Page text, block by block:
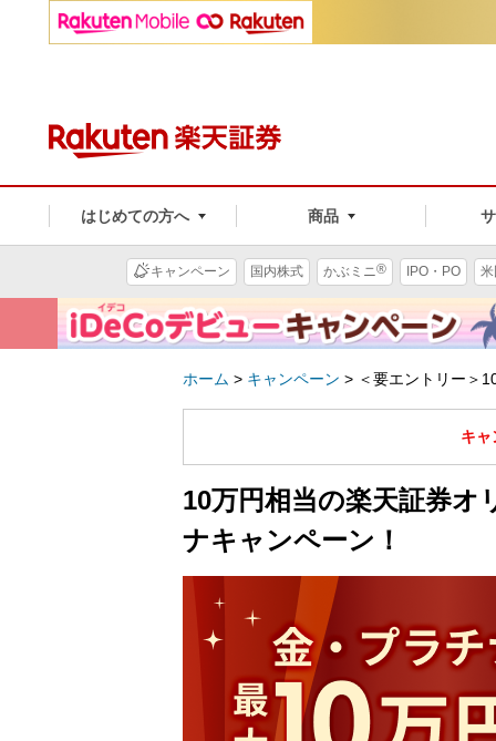
はじめての方へ 商品
キャンペーン 国内株式 かぶミニ® IPO・PO
ホーム > キャンペーン > ＜要エントリー＞
キャ
10万円相当の楽天証券
ナキャンペーン！